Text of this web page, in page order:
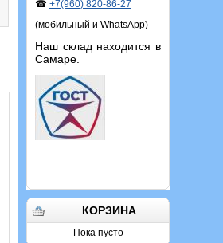
☎ +7(960) 820-86-27
(мобильный и WhatsApp)
Наш склад находится в
Самаре.
КОРЗИНА
Пока пусто